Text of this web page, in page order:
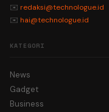
✉️ redaksi@technologue.id
✉️ hai@technologue.id
KATEGORI
News
Gadget
Business